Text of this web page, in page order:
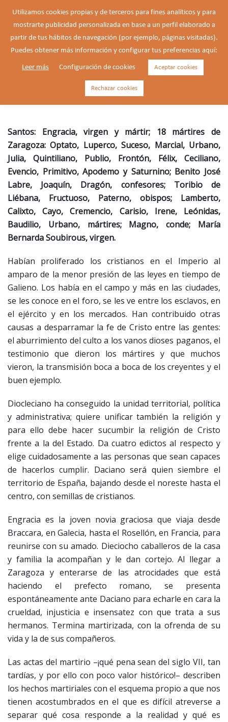
Engracia, virgen y mártir (c. a.
Santos: Engracia, virgen y mártir; 18 mártires de
Zaragoza: Optato, Luperco, Suceso, Marcial, Urbano,
Julia, Quintiliano, Publio, Frontón, Félix, Ceciliano,
Evencio, Primitivo, Apodemo y Saturnino; Benito José
Labre, Joaquín, Dragón, confesores; Toribio de
Liébana, Fructuoso, Paterno, obispos; Lamberto,
Calixto, Cayo, Cremencio, Carisio, Irene, Leónidas,
Baudilio, Urbano, mártires; Magno, conde; María
Bernarda Soubirous, virgen.
Habían proliferado los cristianos en el Imperio al
amparo de la menor presión de las leyes en tiempo de
Galieno. Los había en el campo y más en las ciudades,
se les conoce en el foro, se les ve entre los esclavos, en
el ejército y en los mercados. Han contribuido otras
causas a desparramar la fe de Cristo entre las gentes:
el aburrimiento del culto a los vanos dioses paganos, el
testimonio que dieron los mártires y que muchos
vieron, la transmisión boca a boca de los creyentes y el
buen ejemplo.
Diocleciano ha conseguido la unidad territorial, política
y administrativa; quiere unificar también la religión y
para ello debe hacer sucumbir la religión de Cristo
frente a la del Estado. Da cuatro edictos al respecto y
elige cuidadosamente a las personas que sean capaces
de hacerlos cumplir. Daciano será quien siembre el
territorio de España, bajando desde el noreste hasta el
centro, con semillas de cristianos.
Engracia es la joven novia graciosa que viaja desde
Braccara, en Galecia, hasta el Rosellón, en Francia, para
reunirse con su amado. Dieciocho caballeros de la casa
y familia la acompañan y le dan cortejo. Al llegar a
Zaragoza y enterarse de las atrocidades que está
haciendo el prefecto romano, se presenta
espontáneamente ante Daciano para echarle en cara la
crueldad, injusticia e insensatez con que trata a sus
hermanos. Termina martirizada, con la ofrenda de su
vida y la de sus compañeros.
Las actas del martirio –¡qué pena sean del siglo VII, tan
tardías, y por ello con poco valor histórico!– describen
los hechos martiriales con el esquema propio a que nos
tienen acostumbrados en el que es difícil atreverse a
separar qué cosa responde a la realidad y qué es
Utilizamos cookies propias y de terceros para fines analíticos y para
mostrarte publicidad personalizada en base a un perfil elaborado a
partir de tus hábitos de navegación (por ejemplo, páginas visitadas).
Puedes obtener más información y configurar tus preferencias aquí:
Leer más Configuración de cookies Aceptar cookies
Rechazar cookies